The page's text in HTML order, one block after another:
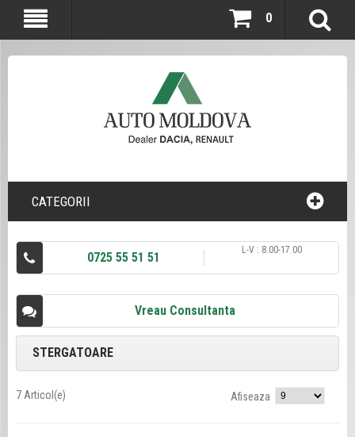
0
CATEGORII
0725 55 51 51 L-V : 8.00-17.00
Vreau Consultanta
STERGATOARE
7 Articol(e) Afiseaza